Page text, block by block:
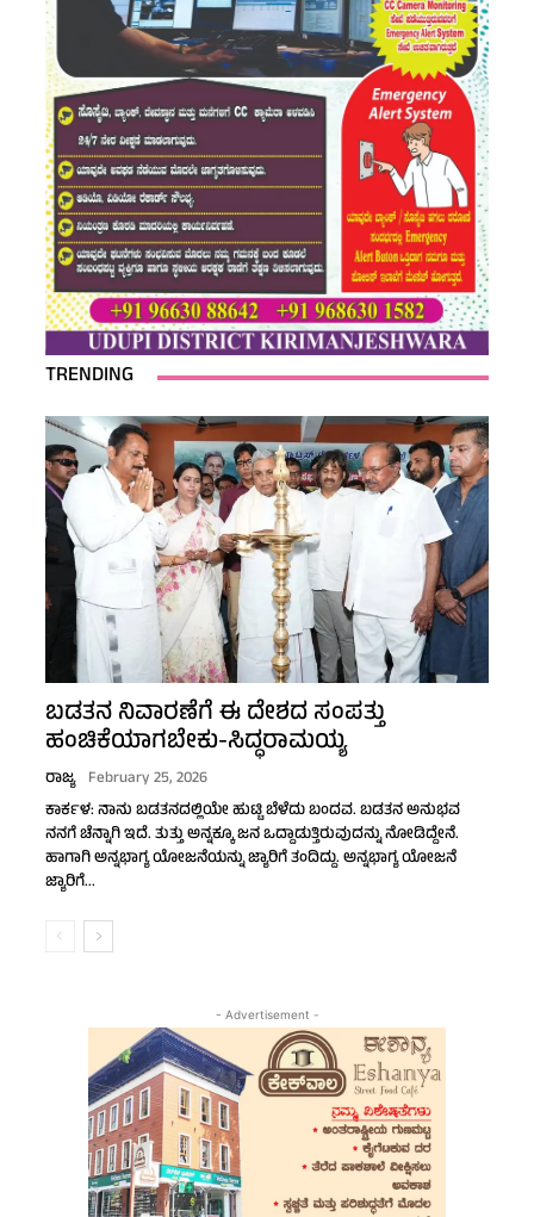
TRENDING
ಬಡತನ ನಿವಾರಣೆಗೆ ಈ ದೇಶದ ಸಂಪತ್ತು
ಹಂಚಿಕೆಯಾಗಬೇಕು-ಸಿದ್ಧರಾಮಯ್ಯ
ರಾಜ್ಯ February 25, 2026
ಕಾರ್ಕಳ: ನಾನು ಬಡತನದಲ್ಲಿಯೇ ಹುಟ್ಟಿ ಬೆಳೆದು ಬಂದವ. ಬಡತನ ಅನುಭವ
ನನಗೆ ಚೆನ್ನಾಗಿ ಇದೆ. ತುತ್ತು ಅನ್ನಕ್ಕೂ ಜನ ಒದ್ದಾಡುತ್ತಿರುವುದನ್ನು ನೋಡಿದ್ದೇನೆ.
ಹಾಗಾಗಿ ಅನ್ನಭಾಗ್ಯ ಯೋಜನೆಯನ್ನು ಜ್ಯಾರಿಗೆ ತಂದಿದ್ದು. ಅನ್ನಭಾಗ್ಯ ಯೋಜನೆ
ಜ್ಯಾರಿಗೆ...
- Advertisement -